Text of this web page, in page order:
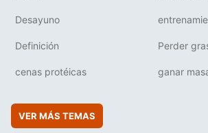
Desayuno
Definición Perder
cenas protéicas ganar
VER MÁS TEMAS